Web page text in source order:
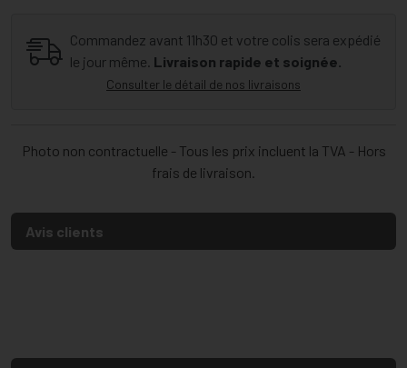
Commandez avant 11h30 et votre colis sera expédié
le jour même. Livraison rapide et soignée.
Consulter le détail de nos livraisons
Photo non contractuelle - Tous les prix incluent la TVA - Hors
frais de livraison.
Avis clients